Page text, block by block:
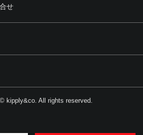
せ
kipply&co. All rights reserved.